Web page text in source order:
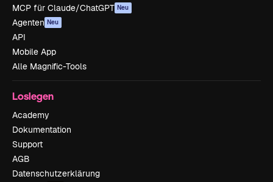
MCP für Claude/ChatGPT Neu
Agenten Neu
API
Mobile App
Alle Magnific-Tools
Loslegen
Academy
Dokumentation
Support
AGB
Datenschutzerklärung